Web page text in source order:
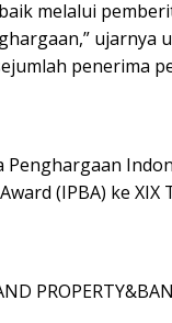
melalui
ujarnya
penerima
Penghargaan
(IPBA) ke XIX